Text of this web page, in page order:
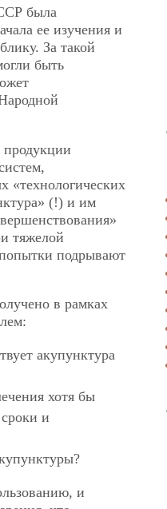
была
ее изучения и
За такой
быть
продукции
«технологических
(!) и им
тяжелой
подрывают
в рамках
акупунктура
хотя бы
и
и